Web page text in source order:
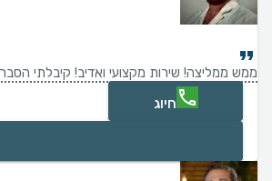
ממש ממליצה! שירות מקצועי ואדיב! קיבלתי הסבר
חיוג